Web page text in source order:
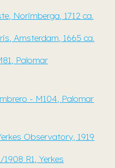
Norimberga, 1712 ca.
, Amsterdam, 1665 ca.
Palomar
- M104, Palomar
Observatory, 1919
R1, Yerkes